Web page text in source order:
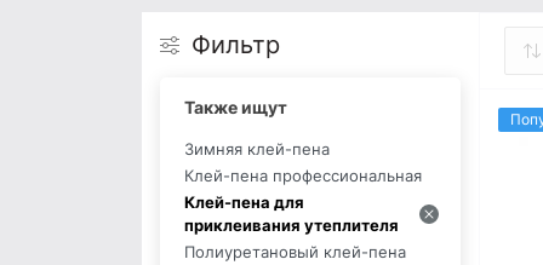
Фильтр
Также ищут
Зимняя клей-пена
Клей-пена профессиональная
Клей-пена для
приклеивания утеплителя
Полиуретановый клей-пена